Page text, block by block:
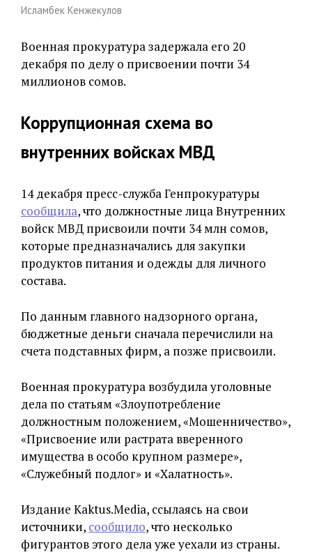
Исламбек Кенжекулов
Военная прокуратура задержала его 20
декабря по делу о присвоении почти 34
миллионов сомов.
Коррупционная схема во
внутренних войсках МВД
14 декабря пресс-служба Генпрокуратуры
сообщила, что должностные лица Внутренних
войск МВД присвоили почти 34 млн сомов,
которые предназначались для закупки
продуктов питания и одежды для личного
состава.
По данным главного надзорного органа,
бюджетные деньги сначала перечислили на
счета подставных фирм, а позже присвоили.
Военная прокуратура возбудила уголовные
дела по статьям «Злоупотребление
должностным положением, «Мошенничество»,
«Присвоение или растрата вверенного
имущества в особо крупном размере»,
«Служебный подлог» и «Халатность».
Издание Kaktus.Media, ссылаясь на свои
источники, сообщило, что несколько
фигурантов этого дела уже уехали из страны.